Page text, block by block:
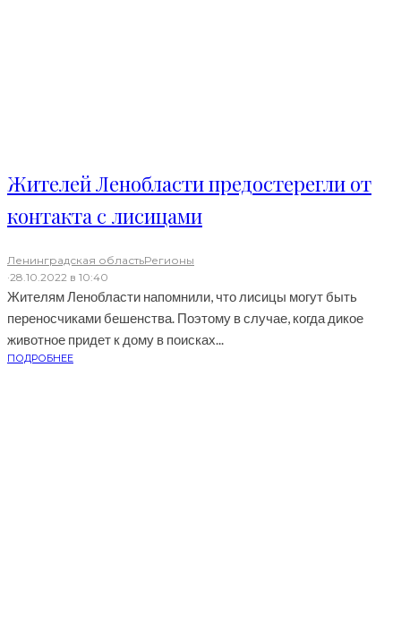
Жителей Ленобласти предостерегли от
контакта с лисицами
Ленинградская областьРегионы
·28.10.2022 в 10:40
Жителям Ленобласти напомнили, что лисицы могут быть
переносчиками бешенства. Поэтому в случае, когда дикое
животное придет к дому в поисках...
ПОДРОБНЕЕ